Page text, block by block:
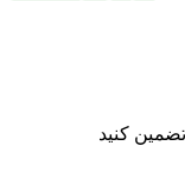
کنید